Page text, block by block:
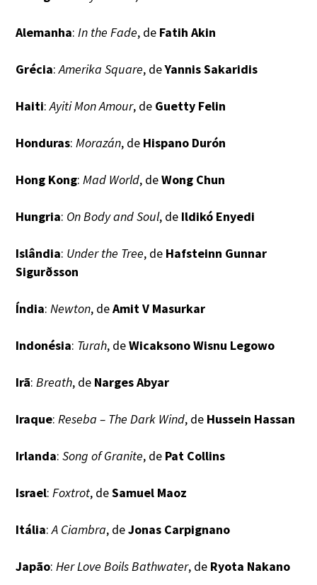
Alemanha: In the Fade, de Fatih Akin
Grécia:Amerika Square, deYannis Sakaridis
Haiti:Ayiti Mon Amour, de Guetty Felin
Honduras: Morazán, de Hispano Durón
Hong Kong: Mad World, deWong Chun
Hungria: On Body and Soul, de Ildikó Enyedi
Islândia: Under the Tree, de Hafsteinn Gunnar
Sigurðsson
Índia: Newton, deAmit V Masurkar
Indonésia: Turah, deWicaksono Wisnu Legowo
Irã: Breath, de Narges Abyar
Iraque: Reseba – The Dark Wind, de Hussein Hassan
Irlanda:Song of Granite, de Pat Collins
Israel: Foxtrot, deSamuel Maoz
Itália:A Ciambra, deJonas Carpignano
Japão: Her Love Boils Bathwater, de Ryota Nakano